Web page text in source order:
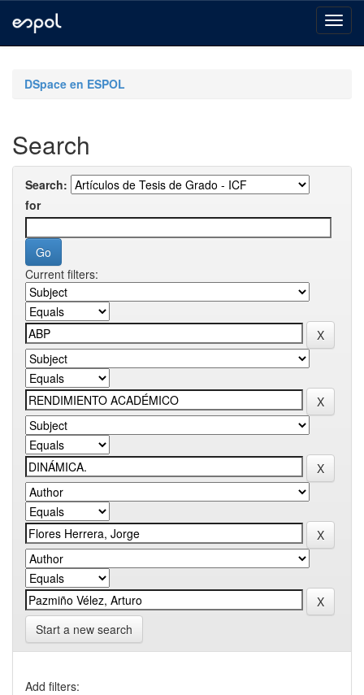
navigationDSpace en ESPOL
Search
Search:
for
Current filters:
Start a new search
Add filters: